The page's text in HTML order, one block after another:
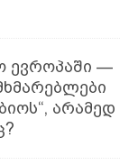
ევროპაში —
არამედ